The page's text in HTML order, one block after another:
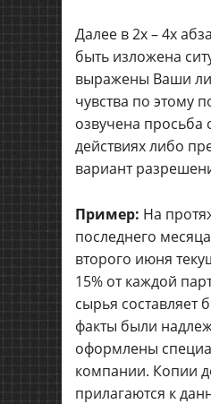
Далее в 2х – 4х
быть изложена
выражены Ваши
чувства по этому
озвучена просьба
действиях либо
вариант
Пример: На
последнего
второго июня
15% от каждой
сырья составляет
факты были
оформлены
компании. Копии
прилагаются к